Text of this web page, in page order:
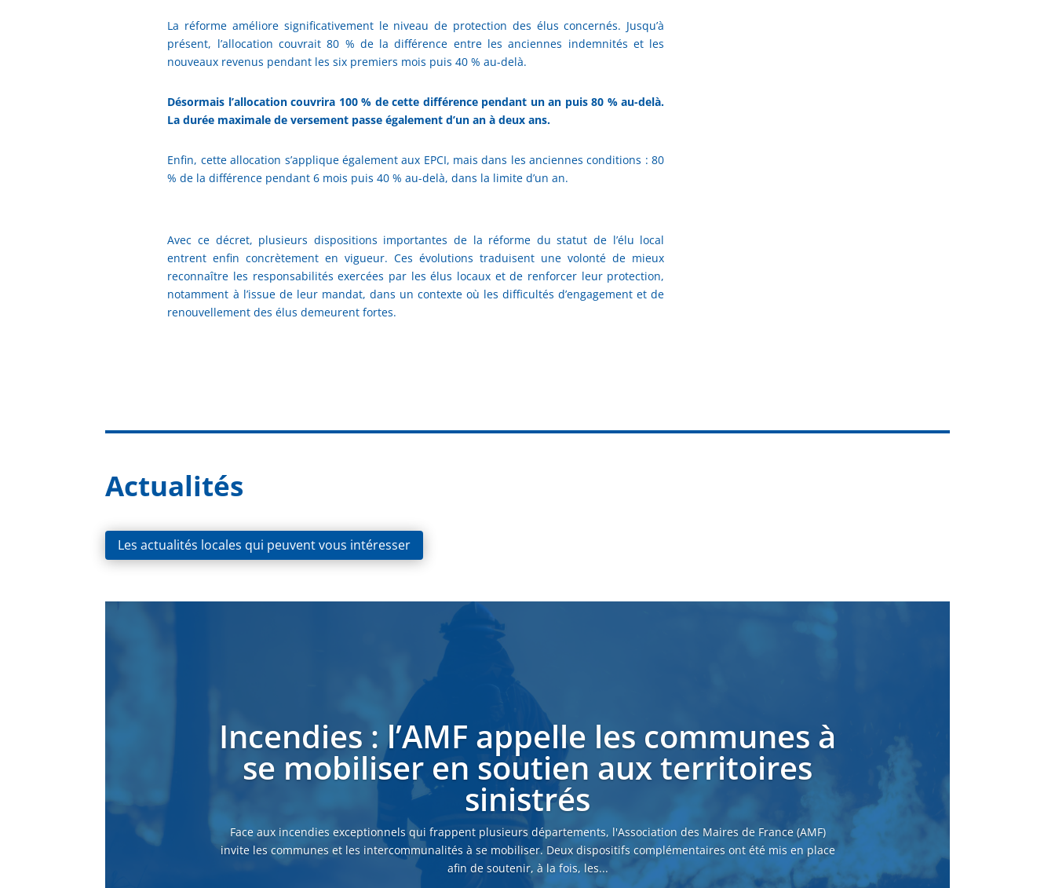
La réforme améliore significativement le niveau de protection des élus concernés. Jusqu’à
présent, l’allocation couvrait 80 % de la différence entre les anciennes indemnités et les
nouveaux revenus pendant les six premiers mois puis 40 % au-delà.
Désormais l’allocation couvrira 100 % de cette différence pendant un an puis 80 % au-delà.
La durée maximale de versement passe également d’un an à deux ans.
Enfin, cette allocation s’applique également aux EPCI, mais dans les anciennes conditions : 80
% de la différence pendant 6 mois puis 40 % au-delà, dans la limite d’un an.
Avec ce décret, plusieurs dispositions importantes de la réforme du statut de l’élu local
entrent enfin concrètement en vigueur. Ces évolutions traduisent une volonté de mieux
reconnaître les responsabilités exercées par les élus locaux et de renforcer leur protection,
notamment à l’issue de leur mandat, dans un contexte où les difficultés d’engagement et de
renouvellement des élus demeurent fortes.
Actualités
Les actualités locales qui peuvent vous intéresser
Incendies : l’AMF appelle les communes à
se mobiliser en soutien aux territoires
sinistrés
Face aux incendies exceptionnels qui frappent plusieurs départements, l'Association des Maires de France (AMF)
invite les communes et les intercommunalités à se mobiliser. Deux dispositifs complémentaires ont été mis en place
afin de soutenir, à la fois, les...